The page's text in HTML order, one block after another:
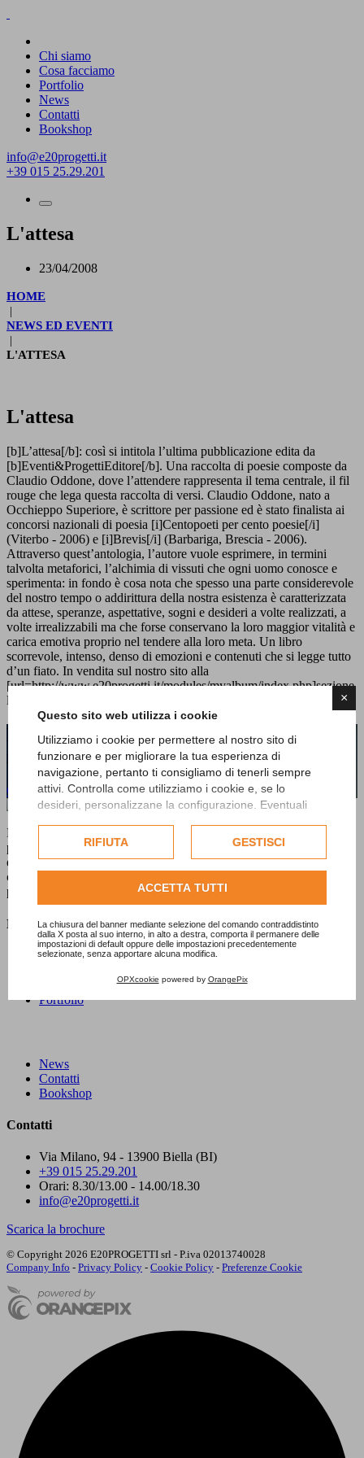
×
Questo sito web utilizza i cookie
Utilizziamo i cookie per permettere al nostro sito di
funzionare e per migliorare la tua esperienza di
navigazione, pertanto ti consigliamo di tenerli sempre
attivi. Controlla come utilizziamo i cookie e, se lo
desideri, personalizzane la configurazione. Eventuali
esclusivamente previa acquisizione del consenso
RIFIUTA GESTISCI
ACCETTA TUTTI
La chiusura del banner mediante selezione del comando contraddistinto
dalla X posta al suo interno, in alto a destra, comporta il permanere delle
impostazioni di default oppure delle impostazioni precedentemente
selezionate, senza apportare alcuna modifica.
OPXcookie powered by OrangePix
Chi siamo
Cosa facciamo
Portfolio
News
Contatti
Bookshop
info@e20progetti.it
+39 015 25.29.201
L'attesa
23/04/2008
HOME
|
NEWS ED EVENTI
|
L'ATTESA
L'attesa
[b]L’attesa[/b]: così si intitola l’ultima pubblicazione edita da
[b]Eventi&ProgettiEditore[/b]. Una raccolta di poesie composte da
Claudio Oddone, dove l’attendere rappresenta il tema centrale, il fil
rouge che lega questa raccolta di versi. Claudio Oddone, nato a
Occhieppo Superiore, è scrittore per passione ed è stato finalista ai
concorsi nazionali di poesia [i]Centopoeti per cento poesie[/i]
(Viterbo - 2006) e [i]Brevis[/i] (Barbariga, Brescia - 2006).
Attraverso quest’antologia, l’autore vuole esprimere, in termini
talvolta metaforici, l’alchimia di vissuti che ogni uomo conosce e
sperimenta: in fondo è cosa nota che spesso una parte considerevole
del nostro tempo o addirittura della nostra esistenza è caratterizzata
da attese, speranze, aspettative, sogni e desideri a volte realizzati, a
volte irrealizzabili ma che forse conservano la loro maggior vitalità e
carica emotiva proprio nel tendere alla loro meta. Un libro
scorrevole, intenso, denso di emozioni e contenuti che si legge tutto
d’un fiato. In vendita sul nostro sito alla
[url=http://www.e20progetti.it/modules/myalbum/index.php]sezione
libri.[/url]
Hai bisogno di maggiori informazioni sui
nostri prodotti o servizi?
Contattaci subito!
Dal 1992
promozione, nella realizzazione di materiali e nell'ideazione di
eventi, mostre e libri per enti pubblici e aziende private. Un'attività
che da sempre svolge dedicando grande attenzione al territorio
piemontese nel suo insieme produttivo e culturale.
Menu
Home
Portfolio
News
Contatti
Bookshop
Contatti
Via Milano, 94 - 13900 Biella (BI)
+39 015 25.29.201
Orari: 8.30/13.00 - 14.00/18.30
info@e20progetti.it
Scarica la brochure
© Copyright 2026 E20PROGETTI srl - P.iva 02013740028
Company Info - Privacy Policy - Cookie Policy - Preferenze Cookie